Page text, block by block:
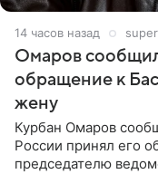
14 часов назад
Омаров
обращение к
жену
Курбан Омаров
России принял его
председателю